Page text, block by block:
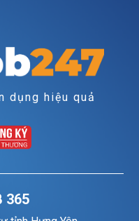
dụng hiệu quả
365